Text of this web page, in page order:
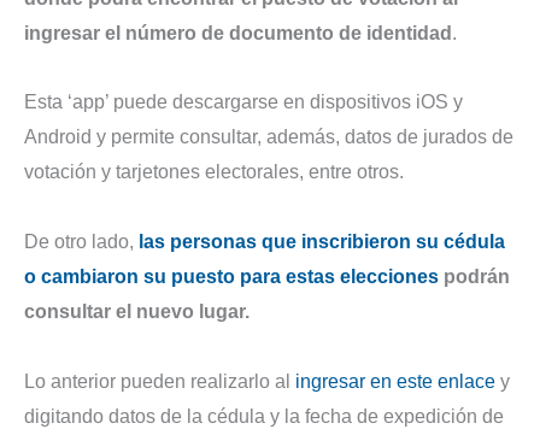
ingresar el número de documento de identidad .
Esta ‘app’ puede descargarse en dispositivos iOS y
Android y permite consultar, además, datos de jurados de
votación y tarjetones electorales, entre otros.
De otro lado, las personas que inscribieron su cédula
o cambiaron su puesto para estas elecciones podrán
consultar el nuevo lugar.
Lo anterior pueden realizarlo al ingresar en este enlace y
digitando datos de la cédula y la fecha de expedición de